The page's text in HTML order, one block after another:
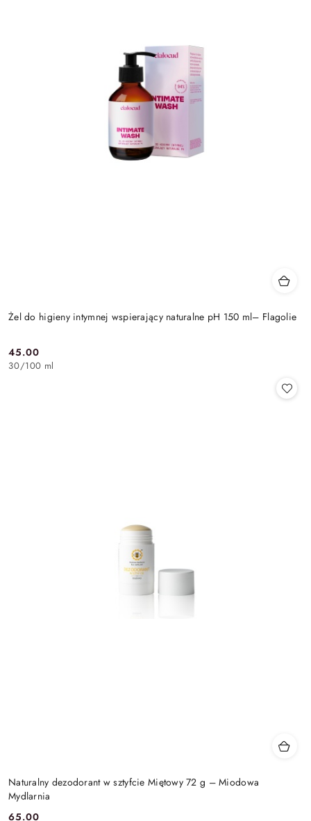
Żel do higieny intymnej wspierający naturalne pH 150 ml– Flagolie
Cena:
45.00
30/100 ml
Naturalny dezodorant w sztyfcie Miętowy 72 g – Miodowa
Mydlarnia
65.00